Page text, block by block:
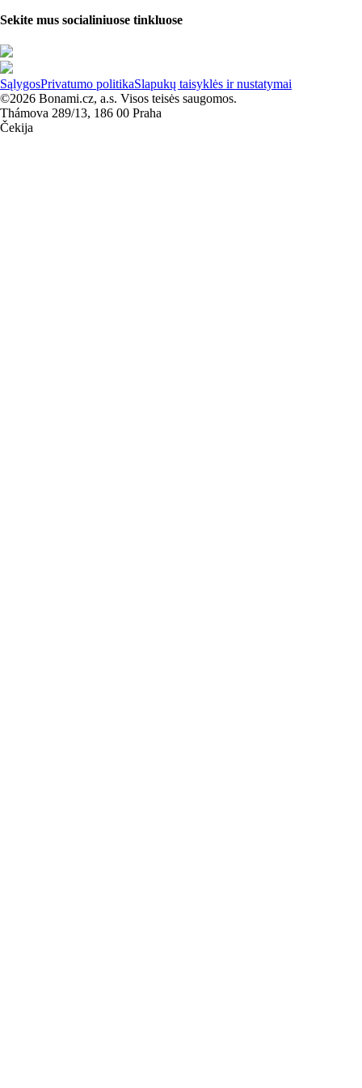
Sekite mus socialiniuose tinkluose
SąlygosPrivatumo politikaSlapukų taisyklės ir nustatymai
©2026 Bonami.cz, a.s. Visos teisės saugomos.
Thámova 289/13, 186 00 Praha
Čekija